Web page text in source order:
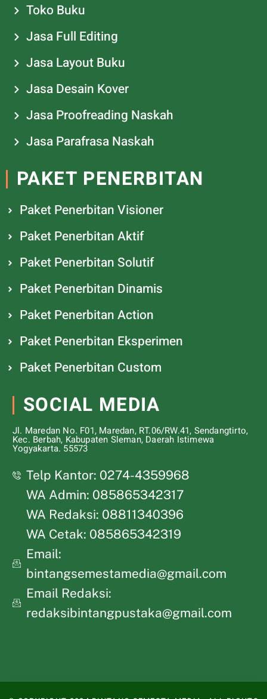
Toko Buku
Jasa Full Editing
Jasa Layout Buku
Jasa Desain Kover
Jasa Proofreading Naskah
Jasa Parafrasa Naskah
PAKET PENERBITAN
Paket Penerbitan Visioner
Paket Penerbitan Aktif
Paket Penerbitan Solutif
Paket Penerbitan Dinamis
Paket Penerbitan Action
Paket Penerbitan Eksperimen
Paket Penerbitan Custom
SOCIAL MEDIA
Jl. Maredan No. F01, Maredan, RT.06/RW.41, Sendangtirto,
Kec. Berbah, Kabupaten Sleman, Daerah Istimewa
Yogyakarta. 55573
Telp Kantor: 0274-4359968
WA Admin: 085865342317
WA Redaksi: 08811340396
WA Cetak: 085865342319
Email:
bintangsemestamedia@gmail.com
Email Redaksi:
redaksibintangpustaka@gmail.com